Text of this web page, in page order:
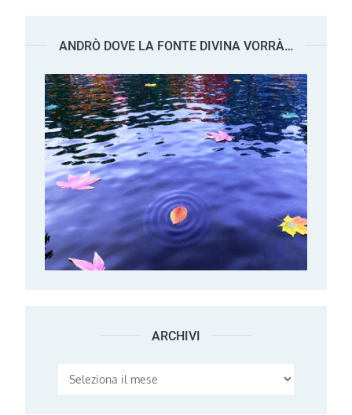
ANDRÒ DOVE LA FONTE DIVINA VORRÀ…
ARCHIVI Archivi